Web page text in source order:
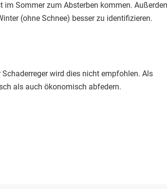
im Sommer zum Absterben kommen.
(ohne Schnee) besser zu identifizieren.
wird dies nicht empfohlen. Als
als auch ökonomisch abfedern.